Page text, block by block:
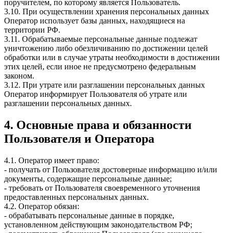
поручителем, по которому является Пользователь.
3.10. При осуществлении хранения персональных данных
Оператор использует базы данных, находящиеся на
территории РФ.
3.11. Обрабатываемые персональные данные подлежат
уничтожению либо обезличиванию по достижении целей
обработки или в случае утраты необходимости в достижении
этих целей, если иное не предусмотрено федеральным
законом.
3.12. При утрате или разглашении персональных данных
Оператор информирует Пользователя об утрате или
разглашении персональных данных.
4. Основные права и обязанности
Пользователя и Оператора
4.1. Оператор имеет право:
- получать от Пользователя достоверные информацию и/или
документы, содержащие персональные данные;
- требовать от Пользователя своевременного уточнения
предоставленных персональных данных.
4.2. Оператор обязан:
- обрабатывать персональные данные в порядке,
установленном действующим законодательством РФ;